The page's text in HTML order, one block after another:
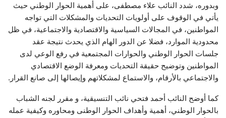
وبدوره، شدد النائب علاء مصطفى، على أهمية الحوار الوطني حيث
يأتي في الوقوف على أولويات التحديات والمشكلات التي تواجه
المواطنين، في المجالات السياسية والاقتصادية والاجتماعية، في ظل
محدودية الموارد، فضلا عن الدور الهام الذي يحدث نتيجة عقد
جلسات الحوار الوطني والحوارات المجتمعية في رفع الوعي لدى
المواطنين وتوضيح حقيقة التحديات ومعرفة الوضع الاقتصادي
والاجتماعي بالأرقام، والاستماع لمشكلاتهم وإيصالها إلى صانع القرار.
كما أوضح النائب أحمد فتحي نائب التنسيقية، و مقرر لجنه الشباب
بالحوار الوطني، أهمية وأهداف الحوار الوطنى ومحاوره وكيفية عمله